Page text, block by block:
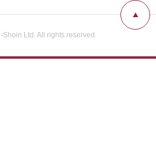
Ltd. All rights reserved.